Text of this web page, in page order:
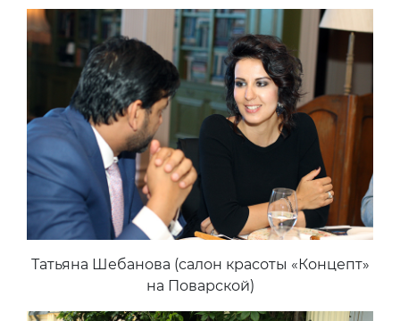
Татьяна Шебанова (салон красоты «Концепт»
на Поварской)